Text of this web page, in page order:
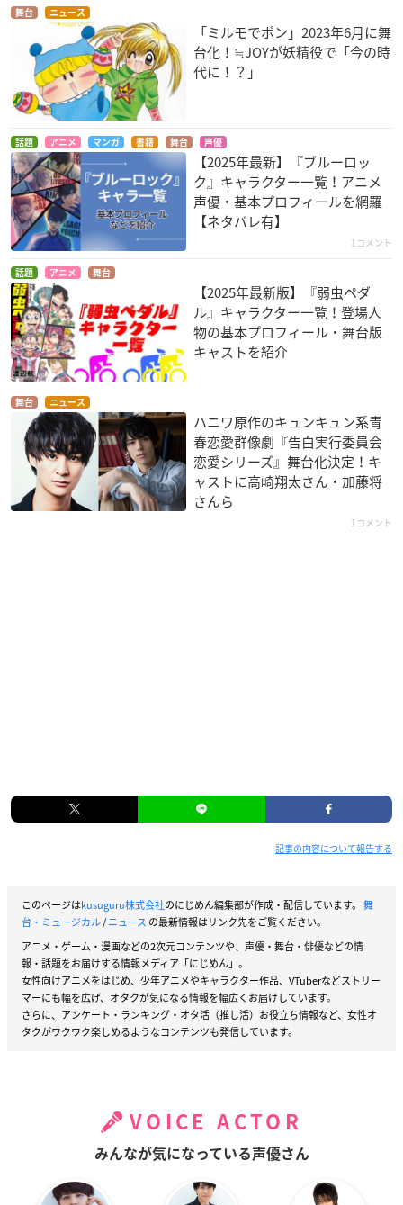
舞台 ニュース
「ミルモでポン」2023年6月に舞
台化！≒JOYが妖精役で「今の時
代に！？」
話題 アニメ マンガ 書籍 舞台 声優
【2025年最新】『ブルーロッ
ク』キャラクター一覧！アニメ
声優・基本プロフィールを網羅
【ネタバレ有】
1コメント
話題 アニメ 舞台
【2025年最新版】『弱虫ペダ
ル』キャラクター一覧！登場人
物の基本プロフィール・舞台版
キャストを紹介
舞台 ニュース
ハニワ原作のキュンキュン系青
春恋愛群像劇『告白実行委員会
恋愛シリーズ』舞台化決定！キ
ャストに高崎翔太さん・加藤将
さんら
1コメント
記事の内容について報告する
このページはkusuguru株式会社のにじめん編集部が作成・配信しています。 舞
台・ミュージカル/ニュース の最新情報はリンク先をご覧ください。
アニメ・ゲーム・漫画などの2次元コンテンツや、声優・舞台・俳優などの情
報・話題をお届けする情報メディア「にじめん」。
女性向けアニメをはじめ、少年アニメやキャラクター作品、VTuberなどストリー
マーにも幅を広げ、オタクが気になる情報を幅広くお届けしています。
さらに、アンケート・ランキング・オタ活（推し活）お役立ち情報など、女性オ
タクがワクワク楽しめるようなコンテンツも発信しています。
VOICE ACTOR
みんなが気になっている声優さん